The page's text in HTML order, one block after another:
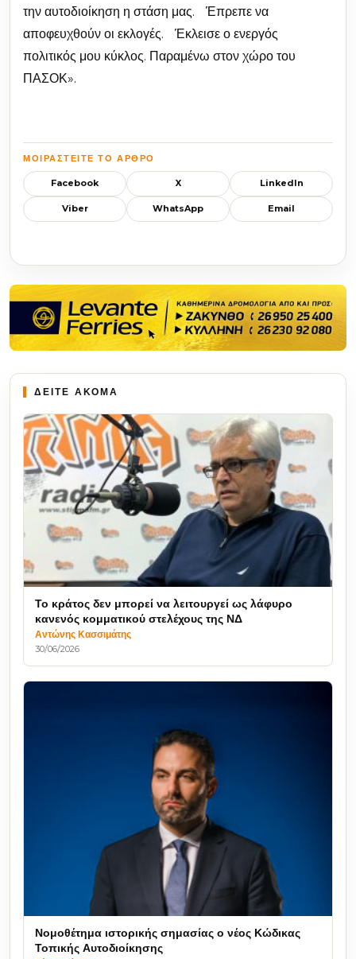
την αυτοδιοίκηση η στάση μας. Έπρεπε να
αποφευχθούν οι εκλογές. Έκλεισε ο ενεργός
πολιτικός μου κύκλος. Παραμένω στον χώρο του
ΠΑΣΟΚ».
ΜΟΙΡΑΣΤΕΊΤΕ ΤΟ ΆΡΘΡΟ
Facebook X LinkedIn
Viber WhatsApp Email
ΔΕΙΤΕ ΑΚΟΜΑ
Το κράτος δεν μπορεί να λειτουργεί ως λάφυρο
κανενός κομματικού στελέχους της ΝΔ
Αντώνης Κασσιμάτης
30/06/2026
Νομοθέτημα ιστορικής σημασίας ο νέος Κώδικας
Τοπικής Αυτοδιοίκησης